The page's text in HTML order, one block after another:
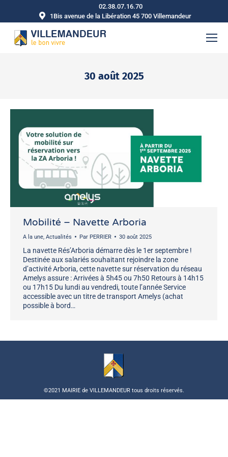
02.38.07.16.70
1Bis avenue de la Libération 45 700 Villemandeur
30 août 2025
Mobilité – Navette Arboria
A la une, Actualités Par PERRIER 30 août 2025
La navette Rés’Arboria démarre dès le 1er septembre !
Destinée aux salariés souhaitant rejoindre la zone
d’activité Arboria, cette navette sur réservation du réseau
Amelys assure : Arrivées à 5h45 ou 7h50 Retours à 14h15
ou 17h15 Du lundi au vendredi, toute l’année Service
accessible avec un titre de transport Amelys (achat
possible à bord…
©2021 MAIRIE de VILLEMANDEUR tous droits réservés.